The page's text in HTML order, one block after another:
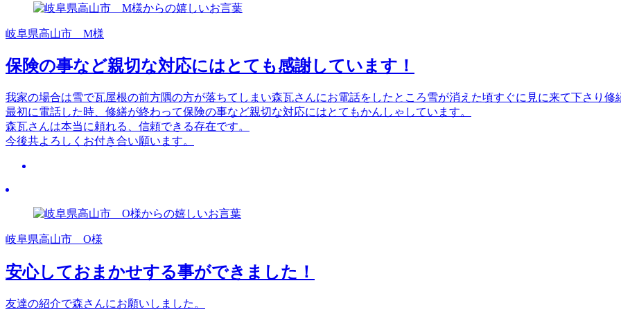
岐阜県高山市 M様
保険の事など親切な対応にはとても感謝しています！
我家の場合は雪で瓦屋根の前方隅の方が落ちてしまい森瓦さんにお電話をしたところ雪が消えた頃すぐに見に来て下さり修
最初に電話した時、修繕が終わって保険の事など親切な対応にはとてもかんしゃしています。
森瓦さんは本当に頼れる、信頼できる存在です。
今後共よろしくお付き合い願います。
岐阜県高山市 O様
安心しておまかせする事ができました！
友達の紹介で森さんにお願いしました。